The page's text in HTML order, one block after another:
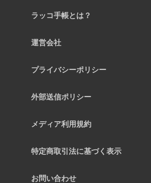
ラッコ手帳とは？
運営会社
プライバシーポリシー
外部送信ポリシー
メディア利用規約
特定商取引法に基づく表示
お問い合わせ